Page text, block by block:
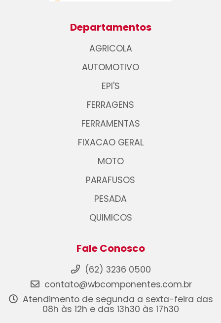
Departamentos
AGRICOLA
AUTOMOTIVO
EPI'S
FERRAGENS
FERRAMENTAS
FIXACAO GERAL
MOTO
PARAFUSOS
PESADA
QUIMICOS
Fale Conosco
(62) 3236 0500
contato@wbcomponentes.com.br
Atendimento de segunda a sexta-feira das
08h às 12h e das 13h30 às 17h30